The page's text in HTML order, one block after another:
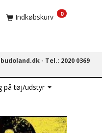
Indkøbskurv 0
- Tel.: 2020 0369
på tøj/udstyr